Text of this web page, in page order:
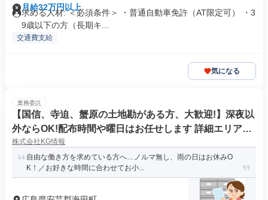
月給32万円以上
求める人材: ＜必須条件＞ ・普通自動車免許（AT限定可） ・3
9歳以下の方（長期キ...
交通費支給
気になる
業務委託
【国信、寺迫、蟹原の土地勘がある方、大歓迎!】深夜以
外ならOK!配布時間や曜日はお任せします 詳細エリアは
下記をご確認ください。
株式会社KG情報
自由な働き方を求めている方へ…ノルマ無し、雨の日はお休みO
K！／お好きな時間に合わせてお小...